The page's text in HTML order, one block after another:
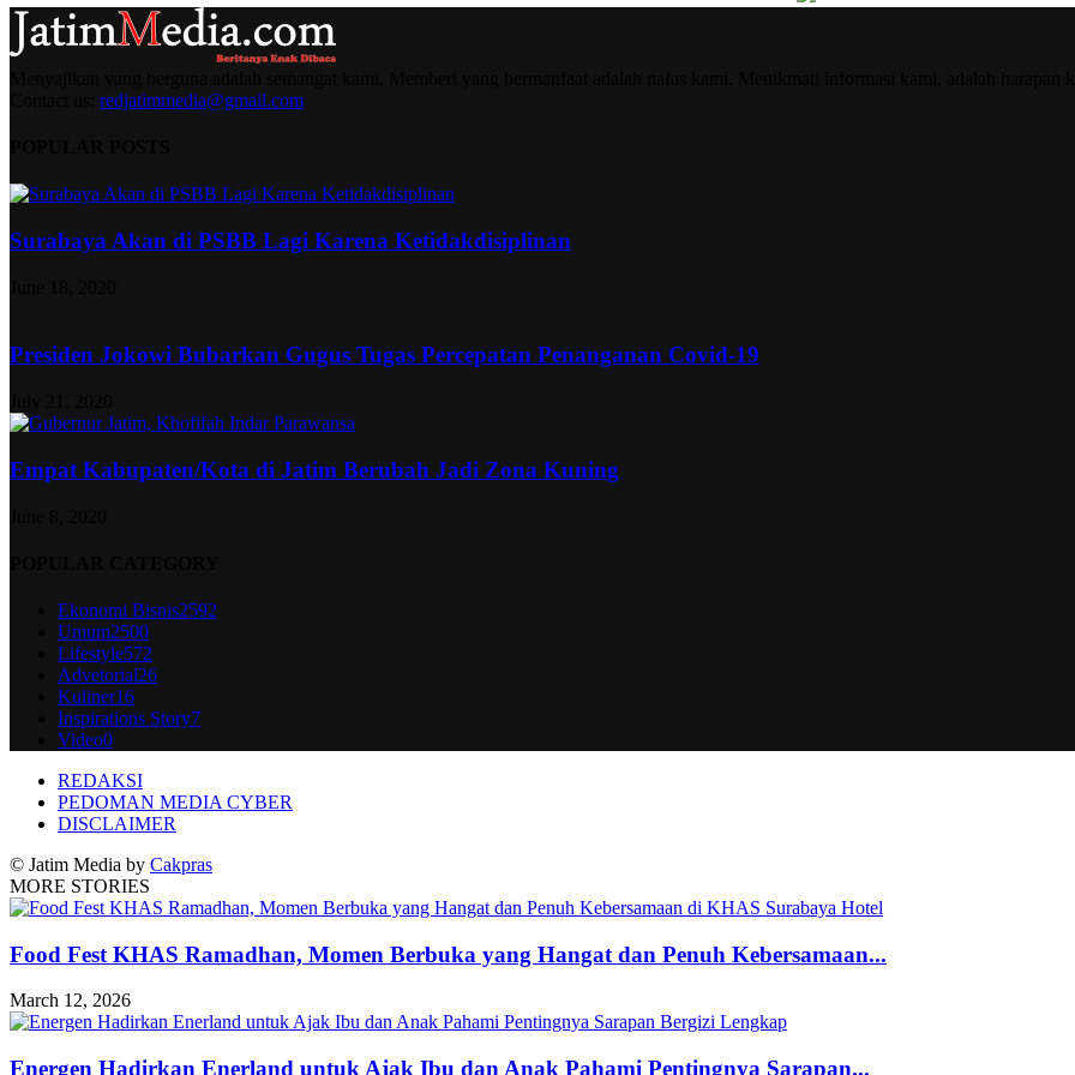
redjatimmedia@gmail.com
Surabaya Akan di PSBB Lagi Karena Ketidakdisiplinan
Presiden Jokowi Bubarkan Gugus Tugas Percepatan Penanganan Covid-19
Empat Kabupaten/Kota di Jatim Berubah Jadi Zona Kuning
Ekonomi Bisnis2592
Umum2500
Lifestyle572
Advetorial26
Kuliner16
Inspirations Story7
Video0
REDAKSI
PEDOMAN MEDIA CYBER
DISCLAIMER
© Jatim Media by Cakpras
MORE STORIES
Food Fest KHAS Ramadhan, Momen Berbuka yang Hangat dan Penuh Kebersamaan...
March 12, 2026
Energen Hadirkan Enerland untuk Ajak Ibu dan Anak Pahami Pentingnya Sarapan...